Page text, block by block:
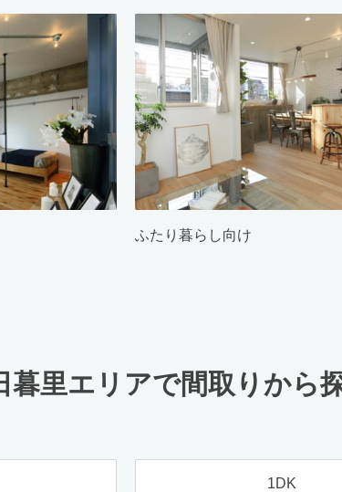
ふたり暮らし向け
暮里エリアで間取りから
1DK